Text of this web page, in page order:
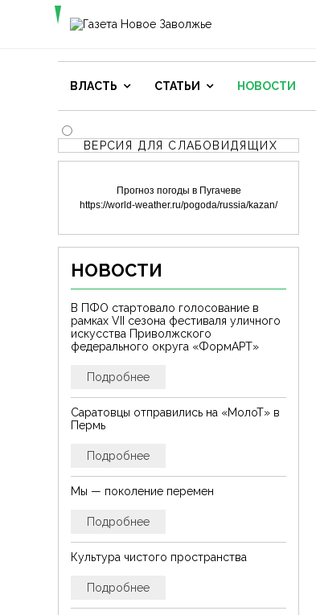
ВЛАСТЬ СТАТЬИ НОВОСТИ
ВЕРСИЯ ДЛЯ СЛАБОВИДЯЩИХ
Прогноз погоды в Пугачеве
https://world-weather.ru/pogoda/russia/kazan/
НОВОСТИ
В ПФО стартовало голосование в
рамках VII сезона фестиваля уличного
искусства Приволжского
федерального округа «ФормАРТ»
Подробнее
Саратовцы отправились на «МолоТ» в
Пермь
Подробнее
Мы — поколение перемен
Подробнее
Культура чистого пространства
Подробнее